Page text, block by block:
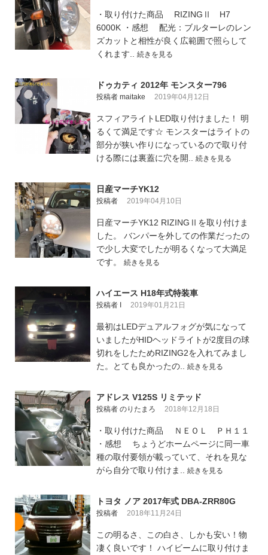
・取り付けた商品 RIZINGⅡ H7
6000K ・感想 配光：ブルターレのレン
ズカットと相性が良く広範囲で照らして
くれます.. 続きを見る
ドゥカティ 2012年 モンスター796
投稿者 maitake 2019年04月12日
スフィアライトLED取り付けました！ 明
るくて満足です☆ モンスターはライトの
部分が狭い作りになっているので取り付
ける際には裏蓋に穴を開.. 続きを見る
日産マーチYK12
投稿者 2019年04月10日
日産マーチYK12 RIZINGⅡを取り付けま
した。 バンパーを外しての作業だったの
で少し大変でしたが明るくなって大満足
です。 続きを見る
ハイエース H18年式特装車
投稿者 I 2019年01月21日
最初はLEDデュアルフォグが気になって
いましたがHIDヘッドライトが2度目の球
切れをしたためRIZING2を入れてみまし
た。とても良かったの.. 続きを見る
アドレス V125S リミテッド
投稿者 のりたまろ 2018年12月18日
・取り付けた商品 ＮＥＯＬ ＰＨ１１
・感想 ちょうどホームページに同一車
種の取付要領が載っていて、それを見な
がら自分で取り付けま.. 続きを見る
トヨタ ノア 2017年式 DBA-ZRR80G
投稿者 2018年11月24日
この明るさ、この白さ、しかも安い！物
凄く良いです！ ハイビームに取り付けま